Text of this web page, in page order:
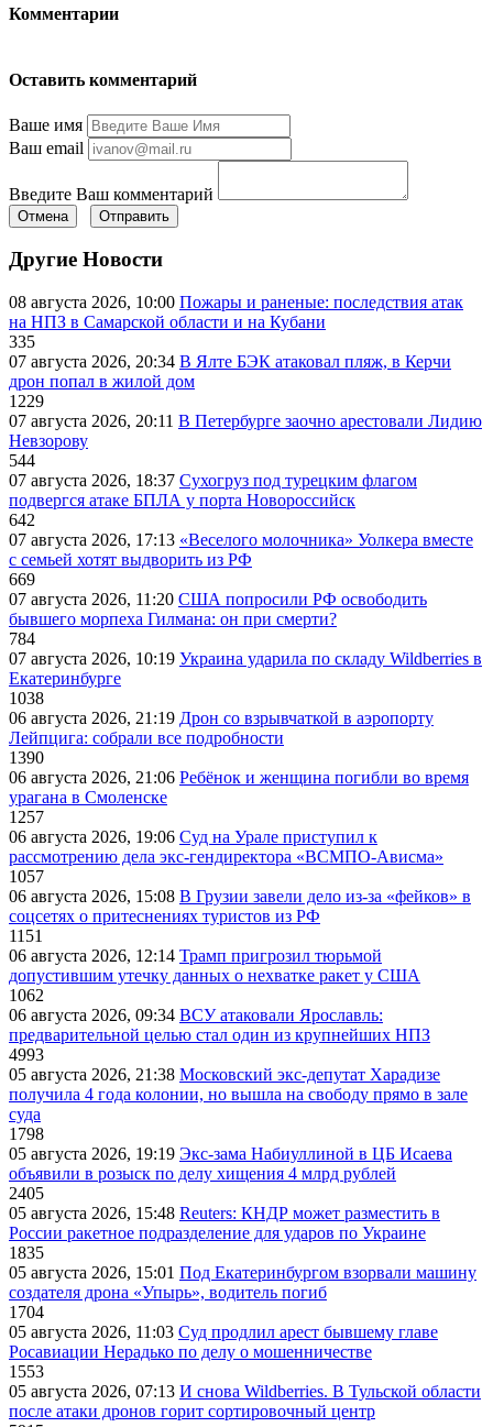
Комментарии
Оставить комментарий
Ваше имя
Ваш email
Введите Ваш комментарий
Отмена Отправить
Другие Новости
08 августа 2026, 10:00 Пожары и раненые: последствия атак
на НПЗ в Самарской области и на Кубани
335
07 августа 2026, 20:34 В Ялте БЭК атаковал пляж, в Керчи
дрон попал в жилой дом
1229
07 августа 2026, 20:11 В Петербурге заочно арестовали Лидию
Невзорову
544
07 августа 2026, 18:37 Сухогруз под турецким флагом
подвергся атаке БПЛА у порта Новороссийск
642
07 августа 2026, 17:13 «Веселого молочника» Уолкера вместе
с семьей хотят выдворить из РФ
669
07 августа 2026, 11:20 США попросили РФ освободить
бывшего морпеха Гилмана: он при смерти?
784
07 августа 2026, 10:19 Украина ударила по складу Wildberries в
Екатеринбурге
1038
06 августа 2026, 21:19 Дрон со взрывчаткой в аэропорту
Лейпцига: собрали все подробности
1390
06 августа 2026, 21:06 Ребёнок и женщина погибли во время
урагана в Смоленске
1257
06 августа 2026, 19:06 Суд на Урале приступил к
рассмотрению дела экс-гендиректора «ВСМПО-Ависма»
1057
06 августа 2026, 15:08 В Грузии завели дело из-за «фейков» в
соцсетях о притеснениях туристов из РФ
1151
06 августа 2026, 12:14 Трамп пригрозил тюрьмой
допустившим утечку данных о нехватке ракет у США
1062
06 августа 2026, 09:34 ВСУ атаковали Ярославль:
предварительной целью стал один из крупнейших НПЗ
4993
05 августа 2026, 21:38 Московский экс-депутат Харадизе
получила 4 года колонии, но вышла на свободу прямо в зале
суда
1798
05 августа 2026, 19:19 Экс-зама Набиуллиной в ЦБ Исаева
объявили в розыск по делу хищения 4 млрд рублей
2405
05 августа 2026, 15:48 Reuters: КНДР может разместить в
России ракетное подразделение для ударов по Украине
1835
05 августа 2026, 15:01 Под Екатеринбургом взорвали машину
создателя дрона «Упырь», водитель погиб
1704
05 августа 2026, 11:03 Суд продлил арест бывшему главе
Росавиации Нерадько по делу о мошенничестве
1553
05 августа 2026, 07:13 И снова Wildberries. В Тульской области
после атаки дронов горит сортировочный центр